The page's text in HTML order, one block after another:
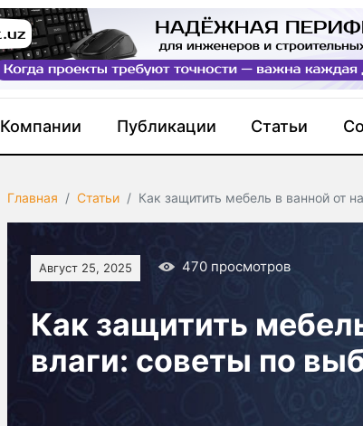
Компании Публикации Статьи
Главная Статьи Как защитить мебель в ванной от
Август 25, 2025 470 просмотров
Как защитить
влаги: советы по